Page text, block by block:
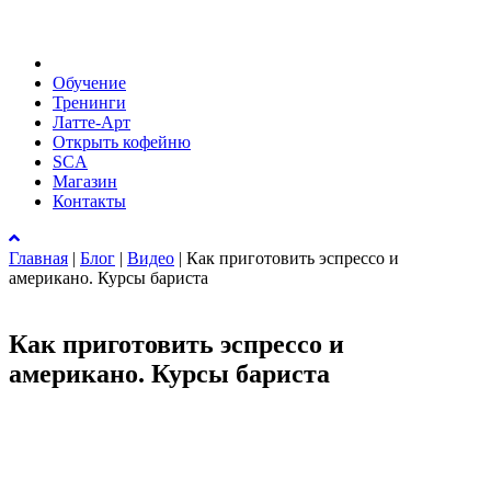
Обучение
Тренинги
Латте-Арт
Открыть кофейню
SCA
Магазин
Контакты
Главная | Блог | Видео | Как приготовить эспрессо и
американо. Курсы бариста
Как приготовить эспрессо и
американо. Курсы бариста